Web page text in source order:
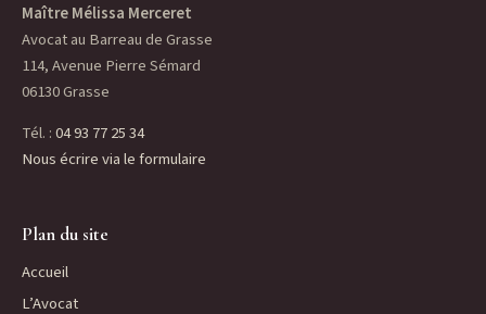
Maître Mélissa Merceret
Avocat au Barreau de Grasse
114, Avenue Pierre Sémard
06130 Grasse
Tél. :04 93 77 25 34
Nous écrire via le formulaire
Plan du site
Accueil
L’Avocat